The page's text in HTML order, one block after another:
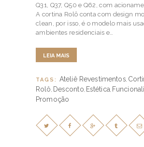
Q31, Q37, Q50 e Q62, com
A cortina Rolô conta com design
clean, por isso, é o modelo mais
ambientes residenciais e…
LEIA MAIS
TAGS: Ateliê Revestimentos
Rolô Desconto Estética
Promoção